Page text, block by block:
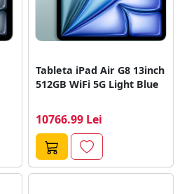
Tableta iPad Air G8 13inch
512GB WiFi 5G Light Blue
10766.99 Lei